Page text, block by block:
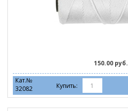
150.00 руб.
Кат.№
32082
Купить: